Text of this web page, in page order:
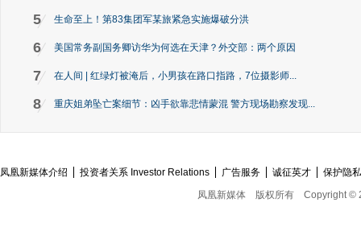
5 生命至上！第83集团军某旅紧急实施爆破分洪
6 美国常务副国务卿访华为何选在天津？外交部：两个原因
7 在人间 | 红绿灯被淹后，小男孩在路口指路，7位摄影师...
8 重庆姐弟坠亡案细节：凶手欲靠悲情蒙混 警方现场勘察发现...
凤凰新媒体介绍 投资者关系 Investor Relations 广告服务 诚征英才
保护隐
凤凰新媒体
版权所有 Copyright ©